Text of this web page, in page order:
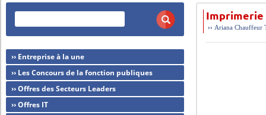
›› Ariana Chauffeur
›› Entreprise à la une
›› Les Concours de la fonction publiques
›› Offres des Secteurs Leaders
›› Offres IT